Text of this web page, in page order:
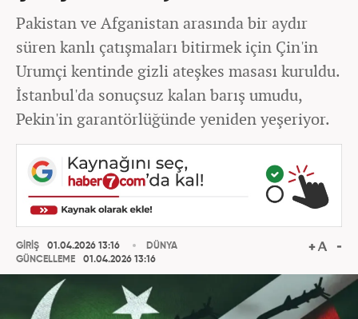
Pakistan ve Afganistan arasında bir aydır
süren kanlı çatışmaları bitirmek için Çin'in
Urumçi kentinde gizli ateşkes masası kuruldu.
İstanbul'da sonuçsuz kalan barış umudu,
Pekin'in garantörlüğünde yeniden yeşeriyor.
GİRİŞ
01.04.2026 13:16
GÜNCELLEME
01.04.2026 13:16
DÜNYA